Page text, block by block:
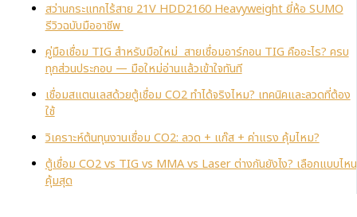
สว่านกระแทกไร้สาย 21V HDD2160 Heavyweight ยี่ห้อ SUMO
รีวิวฉบับมืออาชีพ
คู่มือเชื่อม TIG สำหรับมือใหม่ สายเชื่อมอาร์กอน TIG คืออะไร? ครบ
ทุกส่วนประกอบ — มือใหม่อ่านแล้วเข้าใจทันที
เชื่อมสแตนเลสด้วยตู้เชื่อม CO2 ทำได้จริงไหม? เทคนิคและลวดที่ต้อง
ใช้
วิเคราะห์ต้นทุนงานเชื่อม CO2: ลวด + แก๊ส + ค่าแรง คุ้มไหม?
ตู้เชื่อม CO2 vs TIG vs MMA vs Laser ต่างกันยังไง? เลือกแบบไหน
คุ้มสุด